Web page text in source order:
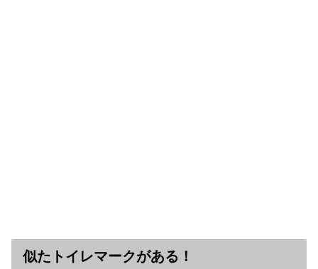
似たトイレマークがある！